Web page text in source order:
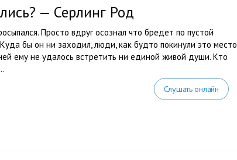
— Серлинг Род
Просто вдруг осознал что бредет по пустой
бы он ни заходил, люди, как будто покинули это место
ему не удалось встретить ни единой живой души. Кто
Слушать онлайн